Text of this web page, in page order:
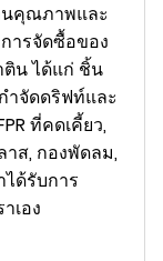
นคุณภาพและ
ารจัดซื้อของ
น ได้แก่ ชิ้น
ำจัดดริฟท์และ
ที่คดเคี้ยว,
าส, กองพัดลม,
ด้รับการ
เอง